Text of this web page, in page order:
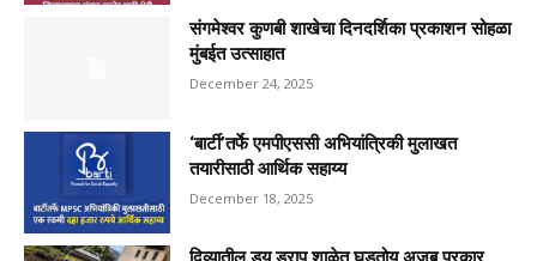
संगमेश्वर कुणबी शाखेचा दिनदर्शिका प्रकाशन सोहळा
मुंबईत उत्साहात
December 24, 2025
‘बार्टी’तर्फे एमपीएससी अभियांत्रिकी मुलाखत
तयारीसाठी आर्थिक सहाय्य
December 18, 2025